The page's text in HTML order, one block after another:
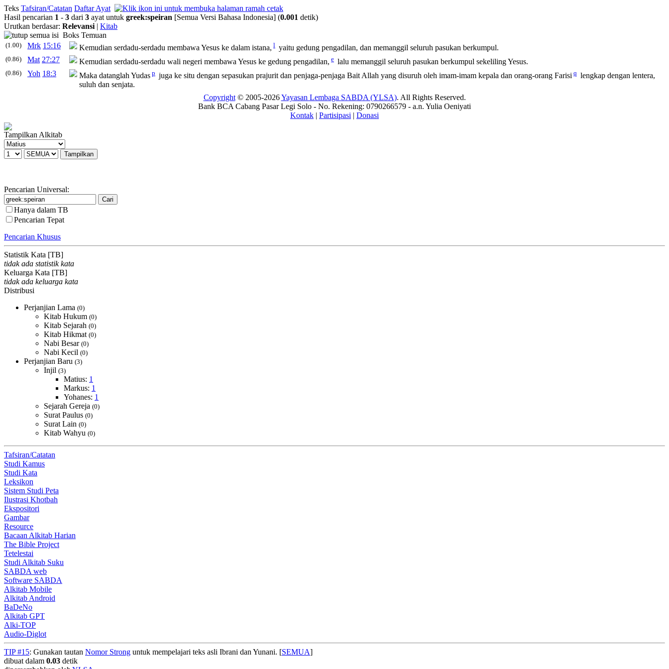
Teks Tafsiran/Catatan Daftar Ayat
Hasil pencarian 1 - 3 dari 3 ayat untuk greek:speiran [Semua Versi Bahasa Indonesia] (0.001 detik)
Urutkan berdasar: Relevansi | Kitab
Boks Temuan
(1.00) Mrk 15:16 Kemudian serdadu-serdadu membawa Yesus ke dalam istana, l yaitu gedung pengadilan, dan memanggil seluruh pasukan berkumpul.
(0.86) Mat 27:27 Kemudian serdadu-serdadu wali negeri membawa Yesus ke gedung pengadilan, e lalu memanggil seluruh pasukan berkumpul sekeliling Yesus.
(0.86) Yoh 18:3 Maka datanglah Yudas p juga ke situ dengan sepasukan prajurit dan penjaga-penjaga Bait Allah yang disuruh oleh imam-imam kepala dan orang-orang Farisi q lengkap dengan lentera,
suluh dan senjata.
Copyright© 2005-2026Yayasan Lembaga SABDA (YLSA). All Rights Reserved.
Bank BCA Cabang Pasar Legi Solo - No. Rekening: 0790266579 - a.n. Yulia Oeniyati
Kontak | Partisipasi | Donasi
Tampilkan Alkitab
Pencarian Universal:
Hanya dalam TB
Pencarian Tepat
Pencarian Khusus
Statistik Kata [TB]
tidak ada statistik kata
Keluarga Kata [TB]
tidak ada keluarga kata
Distribusi
Perjanjian Lama (0)
Kitab Hukum (0)
Kitab Sejarah (0)
Kitab Hikmat (0)
Nabi Besar (0)
Nabi Kecil (0)
Perjanjian Baru (3)
Injil (3)
Matius: 1
Markus: 1
Yohanes: 1
Sejarah Gereja (0)
Surat Paulus (0)
Surat Lain (0)
Kitab Wahyu (0)
Tafsiran/Catatan
Studi Kamus
Studi Kata
Leksikon
Sistem Studi Peta
Ilustrasi Khotbah
Ekspositori
Gambar
Resource
Bacaan Alkitab Harian
The Bible Project
Tetelestai
Studi Alkitab Suku
SABDA web
Software SABDA
Alkitab Mobile
Alkitab Android
BaDeNo
Alkitab GPT
Alki-TOP
Audio-Diglot
TIP #15: Gunakan tautan Nomor Strong untuk mempelajari teks asli Ibrani dan Yunani. [SEMUA]
dibuat dalam 0.03 detik